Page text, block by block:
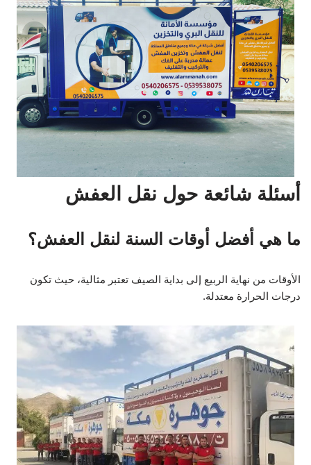
أسئلة شائعة حول نقل العفش
ما هي أفضل أوقات السنة لنقل العفش؟
الأوقات من نهاية الربيع إلى بداية الصيف تعتبر مثالية، حيث تكون
درجات الحرارة معتدلة.